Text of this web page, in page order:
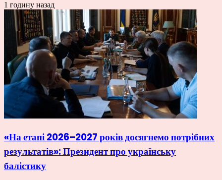
1 годину назад
«На етапі 2026–2027 років досягнемо потрібних
результатів»: Президент про українську
балістику